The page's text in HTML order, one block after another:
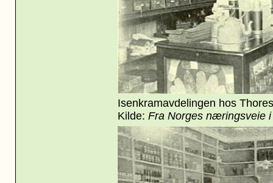
Isenkramavdelingen hos
Kilde: Fra Norges næringsveie